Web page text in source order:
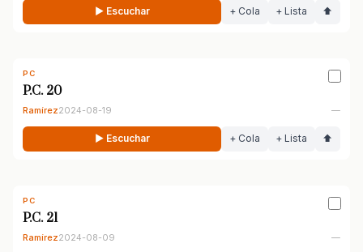
▶ Escuchar + Cola + Lista ⬆
PC
P.C. 20
Ramírez2024-08-19 —
▶ Escuchar + Cola + Lista ⬆
PC
P.C. 21
Ramírez2024-08-09 —